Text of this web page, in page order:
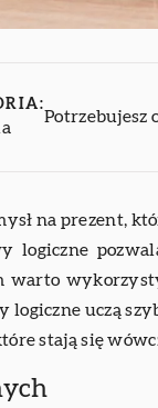
Potrzebujesz
na prezent,
logiczne
warto
logiczne uczą
stają się